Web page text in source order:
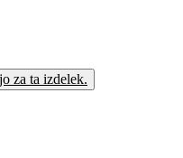
za ta izdelek.